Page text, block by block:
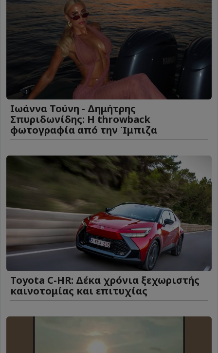
Ιωάννα Τούνη - Δημήτρης
Σπυριδωνίδης: Η throwback
φωτογραφία από την Ίμπιζα
Toyota C-HR: Δέκα χρόνια ξεχωριστής
καινοτομίας και επιτυχίας